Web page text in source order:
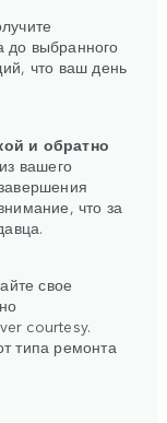
до выбранного
что ваш день
и обратно
вашего
что за
свое
courtesy.
типа ремонта